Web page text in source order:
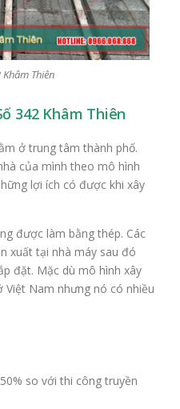
Thiên
342 Khâm Thiên
ở trung tâm thành phố.
của mình theo mô hình
lợi ích có được khi xây
được làm bằng thép. Các
xuất tại nhà máy sau đó
đặt. Mặc dù mô hình xây
Nam nhưng nó có nhiều
so với thi công truyền